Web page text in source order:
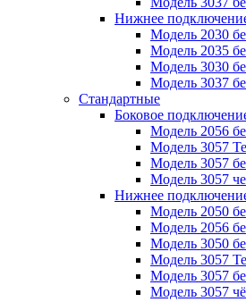
Нижнее
Модель 2030
Модель 2035
Модель 3030
Модель 3037
Стандартные
Боковое
Модель 2056
Модель 3057
Модель 3057
Модель 3057
Нижнее
Модель 2050
Модель 2056
Модель 3050
Модель 3057
Модель 3057
Модель 3057